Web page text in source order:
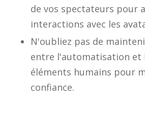
de vos spectateurs pour
interactions avec les
N'oubliez pas de
entre l'automatisation et
éléments humains pour
confiance.